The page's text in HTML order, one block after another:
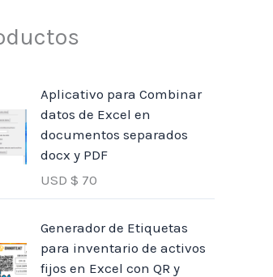
Aplicativo para Combinar
datos de Excel en
documentos separados
docx y PDF
USD $ 70
Generador de Etiquetas
para inventario de activos
fijos en Excel con QR y